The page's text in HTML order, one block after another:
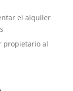
el alquiler
propietario al